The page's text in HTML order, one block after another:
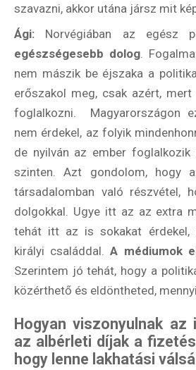
szavazni, akkor utána jársz mit
Ági: Norvégiában az egész
egészségesebb dolog .
nem mászik be éjszaka a
erőszakol meg, csak azért,
foglalkozni. Magyarországon
nem érdekel, az folyik
de nyilván az ember foglalkozik
szinten. Azt gondolom, hogy
társadalomban való részvétel,
dolgokkal. Ugye itt az az extra
tehát itt az is sokakat
királyi családdal.A médiumok
Szerintem jó tehát, hogy a
közérthető és eldöntheted,
Hogyan viszonyulnak az
az albérleti díjak a
hogy lenne lakhatási